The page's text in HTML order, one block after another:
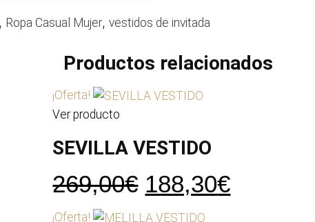
, Ropa Casual Mujer, vestidos de invitada
Productos relacionados
¡Oferta!
Ver producto
SEVILLA VESTIDO
269,00€ El
precio
188,30€El
¡Oferta!